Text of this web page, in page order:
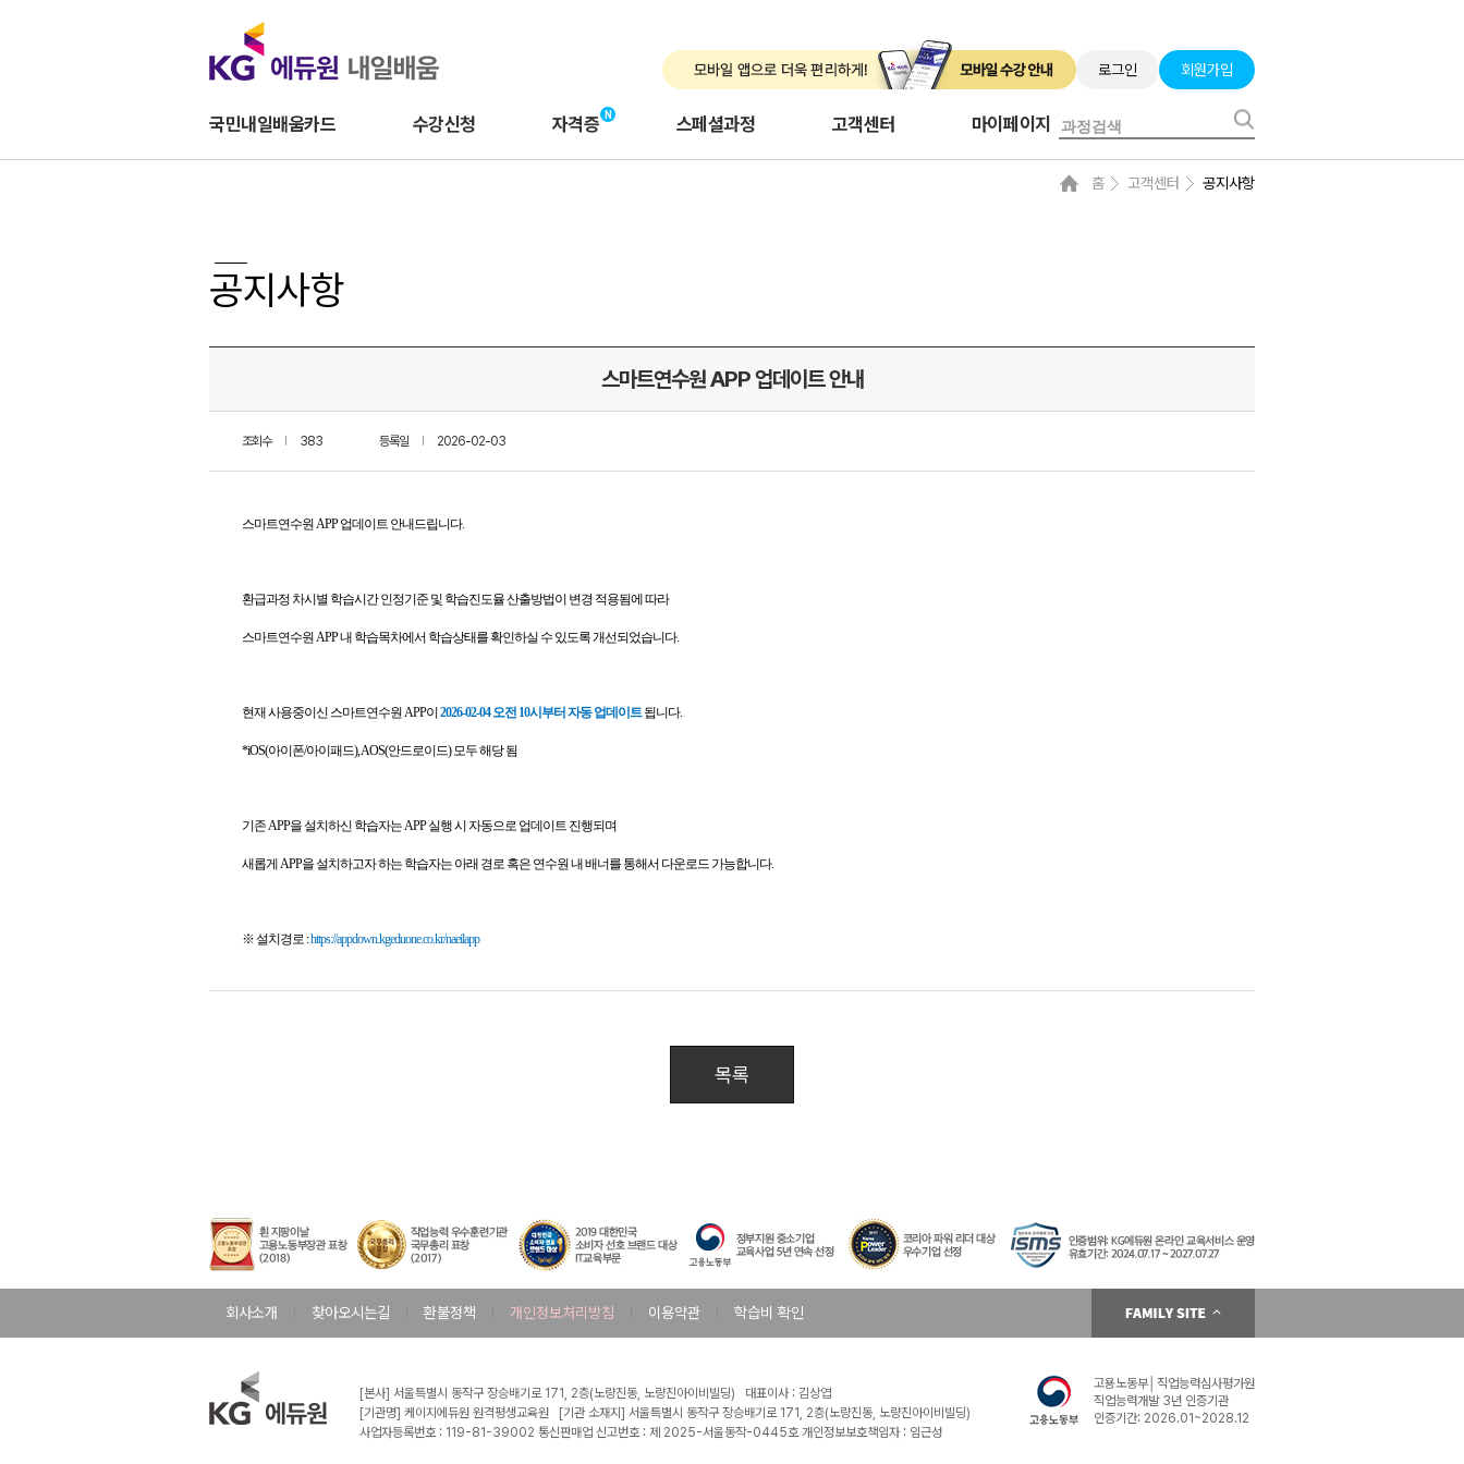
로그인 회원가입
국민내일배움카드 수강신청 자격증 스페셜과정 고객센터 마이페이지
홈 고객센터 공지사항
공지사항
스마트연수원 APP 업데이트 안내
조회수 383 등록일 2026-02-03
스마트연수원 APP 업데이트 안내드립니다.
환급과정 차시별 학습시간 인정기준 및 학습진도율 산출방법이 변경 적용됨에 따라
스마트연수원 APP 내 학습목차에서 학습상태를 확인하실 수 있도록 개선되었습니다.
현재 사용중이신 스마트연수원 APP이 2026-02-04 오전 10시부터 자동 업데이트 됩니다.
*iOS(아이폰/아이패드), AOS(안드로이드) 모두 해당 됨
기존 APP을 설치하신 학습자는 APP 실행 시 자동으로 업데이트 진행되며
새롭게 APP을 설치하고자 하는 학습자는 아래 경로 혹은 연수원 내 배너를 통해서 다운로드 가능합니다.
※ 설치경로 :https://appdown.kgeduone.co.kr/naeilapp
목록
회사소개 찾아오시는길 환불정책 개인정보처리방침 이용약관 학습비 확인
[본사] 서울특별시 동작구 장승배기로 171, 2층(노량진동, 노량진아이비빌딩) 대표이사 : 김상엽
[기관명] 케이지에듀원 원격평생교육원 [기관 소재지] 서울특별시 동작구 장승배기로 171, 2층(노량진동, 노량진아이비빌딩)
사업자등록번호 : 119-81-39002 통신판매업 신고번호 : 제 2025-서울동작-0445호 개인정보보호책임자 : 임근성
고용노동부│직업능력심사평가원
직업능력개발 3년 인증기관
인증기간: 2026.01~2028.12
희소/쌤플러스
직무교육
국민내일배움카드
아이티뱅크 평생교육원